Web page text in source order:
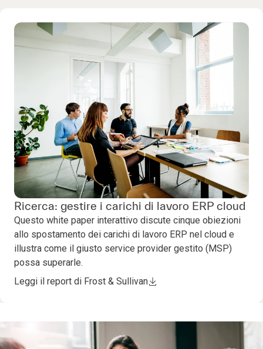
Ricerca: gestire i carichi di lavoro ERP cloud
Questo white paper interattivo discute cinque obiezioni
allo spostamento dei carichi di lavoro ERP nel cloud e
illustra come il giusto service provider gestito (MSP)
possa superarle.
Leggi il report di Frost & Sullivan